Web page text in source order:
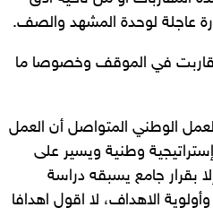
عاجلة لوحدة المشهد والصف.
في الموقف وخصوصا ما
الوطني المتواصل أن العمل
وطنية ويسير على
بقرار جامع يسبقه دراسة
الاهداف، لا اقول اهدافا